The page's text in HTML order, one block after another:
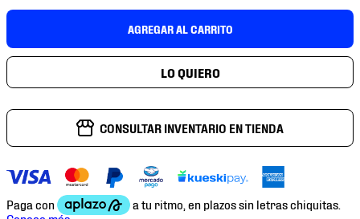
AGREGAR AL CARRITO
CONSULTAR INVENTARIO EN TIENDA